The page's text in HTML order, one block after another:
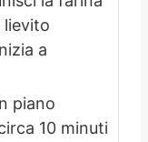
lievito
a
piano
10 minuti